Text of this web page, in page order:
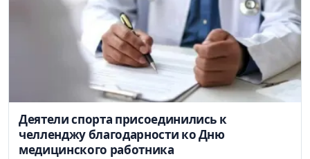
Деятели спорта присоединились к
челленджу благодарности ко Дню
медицинского работника